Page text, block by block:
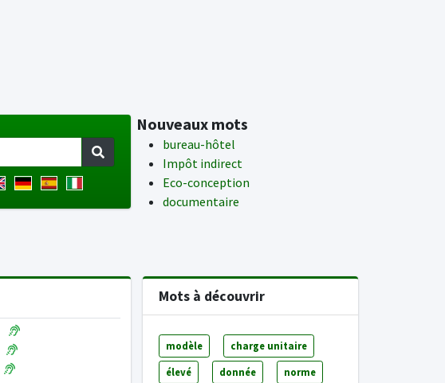
Nouveaux mots
bureau-hôtel
Impôt indirect
Eco-conception
documentaire
Mots à découvrir
modèle charge unitaire
élevé donnée norme